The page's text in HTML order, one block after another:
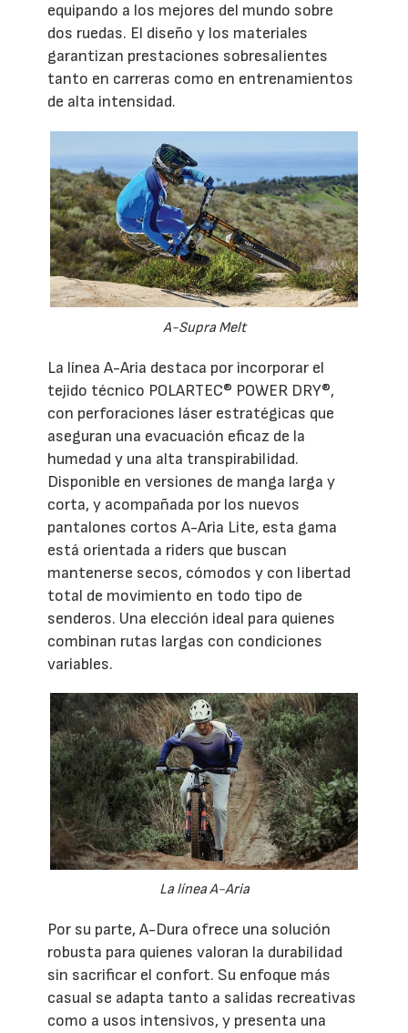
equipando a los mejores del mundo sobre
dos ruedas. El diseño y los materiales
garantizan prestaciones sobresalientes
tanto en carreras como en entrenamientos
de alta intensidad.
A-Supra Melt
La línea A-Aria destaca por incorporar el
tejido técnico POLARTEC® POWER DRY®,
con perforaciones láser estratégicas que
aseguran una evacuación eficaz de la
humedad y una alta transpirabilidad.
Disponible en versiones de manga larga y
corta, y acompañada por los nuevos
pantalones cortos A-Aria Lite, esta gama
está orientada a riders que buscan
mantenerse secos, cómodos y con libertad
total de movimiento en todo tipo de
senderos. Una elección ideal para quienes
combinan rutas largas con condiciones
variables.
La línea A-Aria
Por su parte, A-Dura ofrece una solución
robusta para quienes valoran la durabilidad
sin sacrificar el confort. Su enfoque más
casual se adapta tanto a salidas recreativas
como a usos intensivos, y presenta una